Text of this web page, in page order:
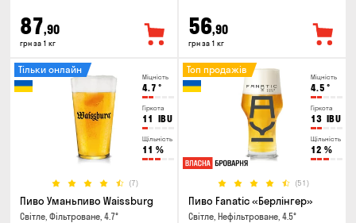
87,90
грн за 1 кг
56,90
грн за 1 кг
Міцність
4.7 °
Гіркота
11 IBU
Щільність
11 %
(7)
Тільки онлайн
Пиво Уманьпиво Waissburg
Світле, Фільтроване, 4.7°
Міцність
4.5 °
Гіркота
13 IBU
Щільність
12 %
(51)
Топ продажів
Пиво Fanatic «Берлінгер»
Світле, Нефільтроване, 4.5°